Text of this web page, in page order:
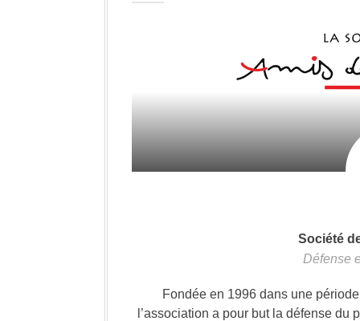
Société
Défense
Fondée en 1996 dans une
l’association a pour but la défense